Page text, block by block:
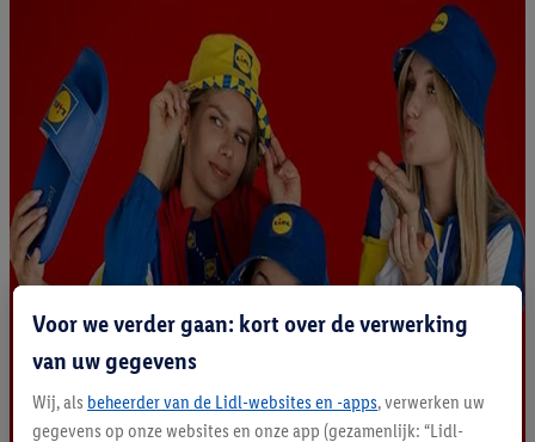
Voor we verder gaan: kort over de verwerking
van uw gegevens
Wij, als beheerder van de Lidl-websites en -apps, verwerken uw
gegevens op onze websites en onze app (gezamenlijk: “Lidl-